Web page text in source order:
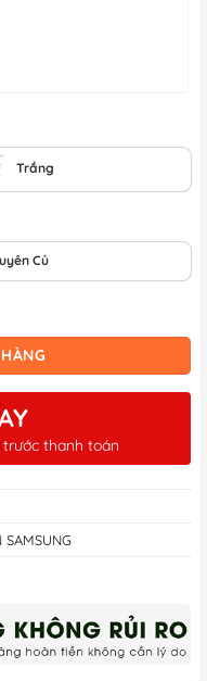
Trắng
Củ
thanh toán
SAMSUNG